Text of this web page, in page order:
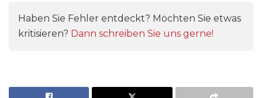
Haben Sie Fehler entdeckt? Möchten Sie etwas
kritisieren? Dann schreiben Sie uns gerne!